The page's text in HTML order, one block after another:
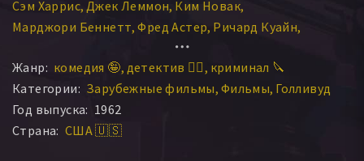
Сэм Харрис Джек Леммон Ким Новак
Марджори Беннетт Фред Астер Ричард Куайн
Лайонел Джеффрис
Картер Де Хейвен Дорис Ллойд Фредерик Уорлок
Куини Леонард Эстель Уинвуд Максвелл Рид
James Logan Филиппа Беванс
Ричард Пил Бесс Флауэрс
Жанр: комедия 🤪 детектив 🕵️‍♂️ криминал 🔪
Категории: Зарубежные фильмы Фильмы Голливуд
Год выпуска: 1962
Страна: США 🇺🇸